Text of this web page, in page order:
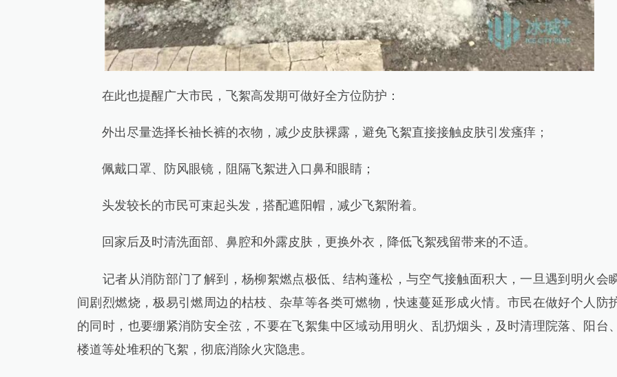
在此也提醒广大市民，飞絮高发期可做好全方位防护：
外出尽量选择长袖长裤的衣物，减少皮肤裸露，避免飞絮直接接触皮肤引发瘙痒；
佩戴口罩、防风眼镜，阻隔飞絮进入口鼻和眼睛；
头发较长的市民可束起头发，搭配遮阳帽，减少飞絮附着。
回家后及时清洗面部、鼻腔和外露皮肤，更换外衣，降低飞絮残留带来的不适。
记者从消防部门了解到，杨柳絮燃点极低、结构蓬松，与空气接触面积大，一旦遇到明火会
间剧烈燃烧，极易引燃周边的枯枝、杂草等各类可燃物，快速蔓延形成火情。市民在做好个人防
的同时，也要绷紧消防安全弦，不要在飞絮集中区域动用明火、乱扔烟头，及时清理院落、阳台
楼道等处堆积的飞絮，彻底消除火灾隐患。